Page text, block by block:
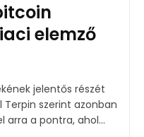
elemző
jelentős részét
szerint azonban
a pontra, ahol...